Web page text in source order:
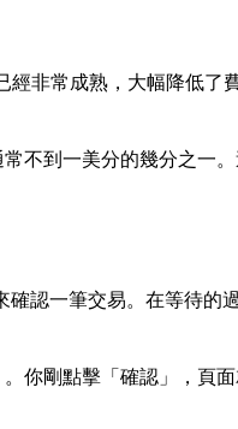
經非常成熟，大幅降低
常不到一美分的幾分之一
確認一筆交易。在等待的
你剛點擊「確認」，頁